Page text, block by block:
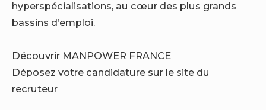
hyperspécialisations, au cœur des plus grands
bassins d’emploi.
Découvrir MANPOWER FRANCE
Déposez votre candidature sur le site du
recruteur